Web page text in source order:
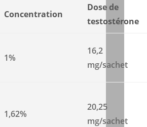
Concentration
Dose de
testostérone
1%
16,2
mg/sachet
1,62%
20,25
mg/sachet